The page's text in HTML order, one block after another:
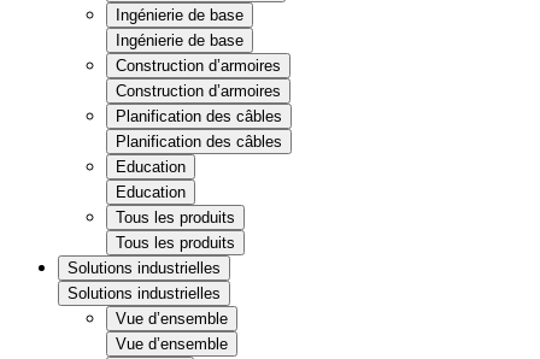
Ingénierie de base
Ingénierie de base
Construction d’armoires
Construction d’armoires
Planification des câbles
Planification des câbles
Education
Education
Tous les produits
Tous les produits
Solutions industrielles
Solutions industrielles
Vue d’ensemble
Vue d’ensemble